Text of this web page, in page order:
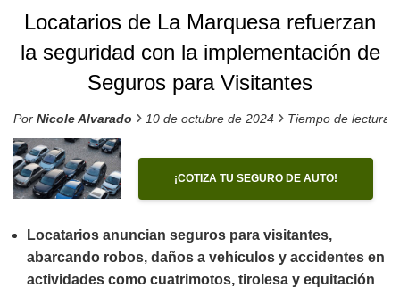
Locatarios de La Marquesa refuerzan
la seguridad con la implementación de
Seguros para Visitantes
Por Nicole Alvarado › 10 de octubre de 2024 › Tiempo de lectura
¡COTIZA TU SEGURO DE AUTO!
Locatarios anuncian seguros para visitantes,
abarcando robos, daños a vehículos y accidentes en
actividades como cuatrimotos, tirolesa y equitación